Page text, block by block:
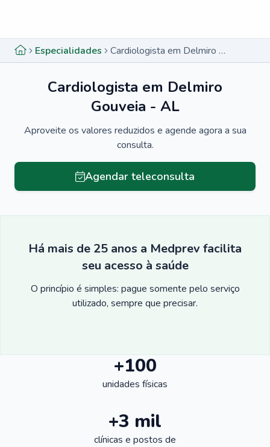
Especialidades Cardiologista em Delmiro Gouveia - AL
Cardiologista em Delmiro
Gouveia - AL
Aproveite os valores reduzidos e agende agora a sua
consulta.
Agendar teleconsulta
Há mais de 25 anos a Medprev facilita
seu acesso à saúde
O princípio é simples: pague somente pelo serviço
utilizado, sempre que precisar.
+100
unidades físicas
+3 mil
clínicas e postos de